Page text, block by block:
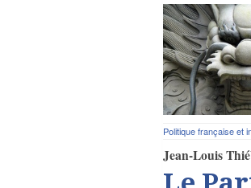
Politique française et
Jean-Louis